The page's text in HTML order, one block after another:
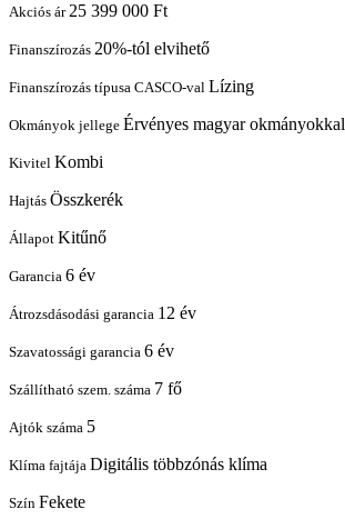
Akciós ár 25 399 000 Ft
Finanszírozás 20%-tól elvihető
Finanszírozás típusa CASCO-val Lízing
Okmányok jellege Érvényes magyar okmányokkal
Kivitel Kombi
Hajtás Összkerék
Állapot Kitűnő
Garancia 6 év
Átrozsdásodási garancia 12 év
Szavatossági garancia 6 év
Szállítható szem. száma 7 fő
Ajtók száma 5
Klíma fajtája Digitális többzónás klíma
Szín Fekete